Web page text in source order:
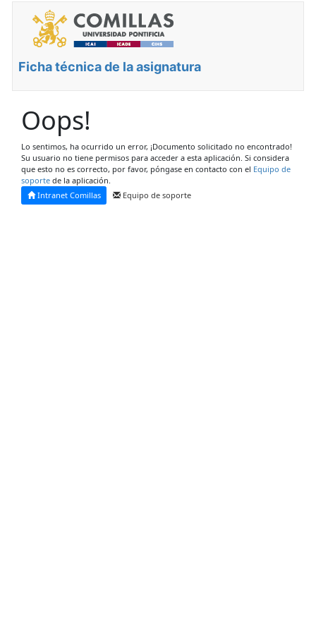
Ficha técnica de la asignatura
Oops!
Lo sentimos, ha ocurrido un error, ¡Documento solicitado no encontrado!
Su usuario no tiene permisos para acceder a esta aplicación. Si considera
que esto no es correcto, por favor, póngase en contacto con el Equipo de
soporte de la aplicación.
Intranet Comillas
Equipo de soporte